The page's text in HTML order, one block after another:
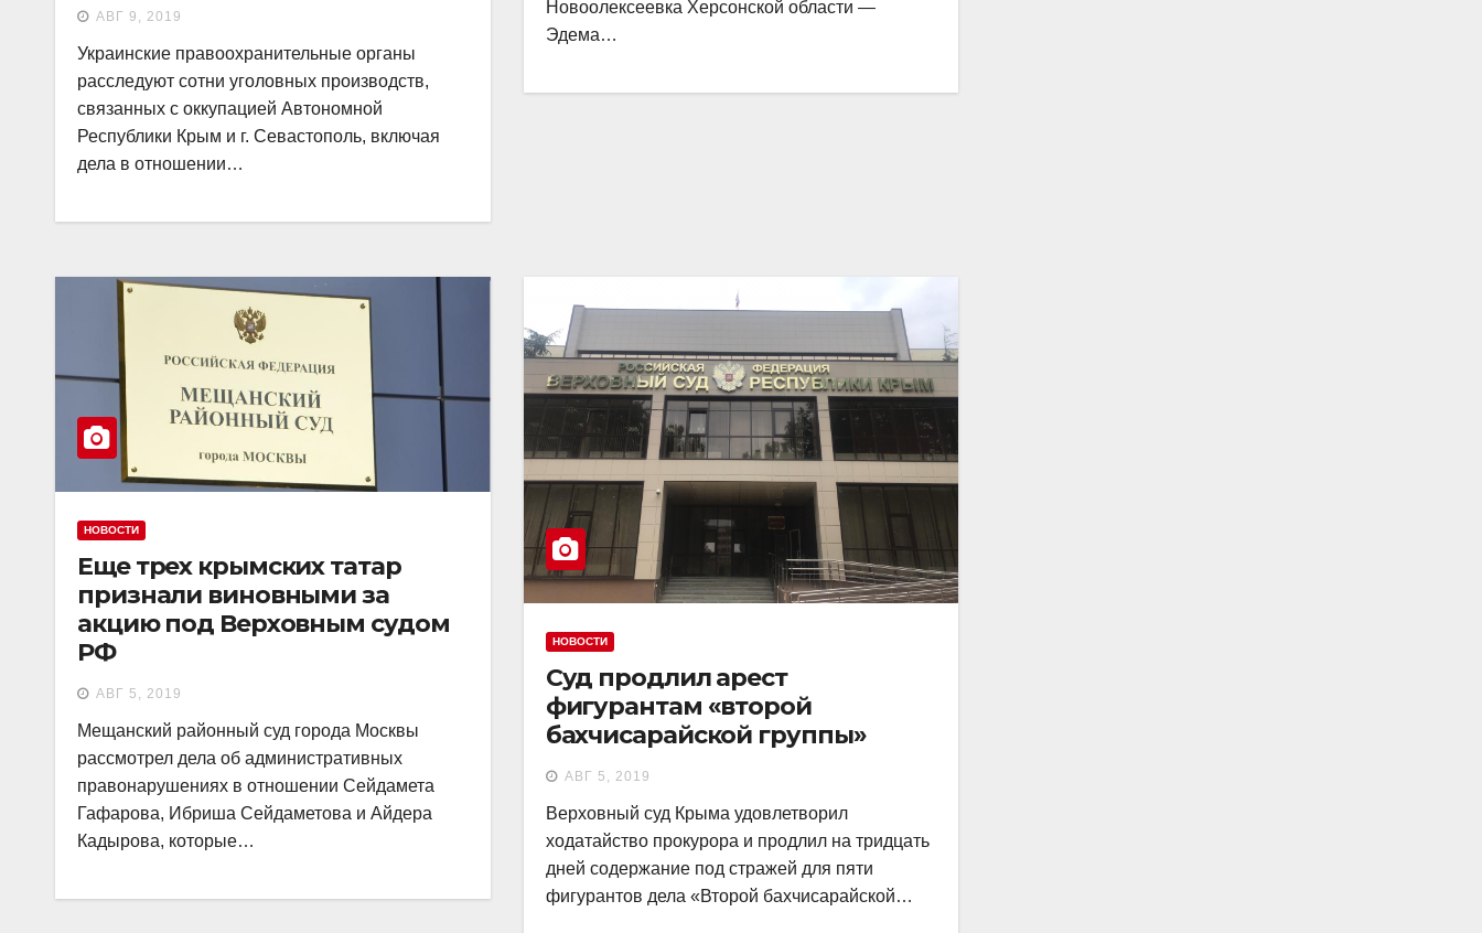
АВГ 9, 2019
Украинские правоохранительные органы
расследуют сотни уголовных производств,
связанных с оккупацией Автономной
Республики Крым и г. Севастополь, включая
дела в отношении…
Новоолексеевка Херсонской области —
Эдема…
НОВОСТИ
Еще трех крымских татар
признали виновными за
акцию под Верховным судом
РФ
АВГ 5, 2019
Мещанский районный суд города Москвы
рассмотрел дела об административных
правонарушениях в отношении Сейдамета
Гафарова, Ибриша Сейдаметова и Айдера
Кадырова, которые…
НОВОСТИ
Суд продлил арест
фигурантам «второй
бахчисарайской группы»
АВГ 5, 2019
Верховный суд Крыма удовлетворил
ходатайство прокурора и продлил на тридцать
дней содержание под стражей для пяти
фигурантов дела «Второй бахчисарайской…